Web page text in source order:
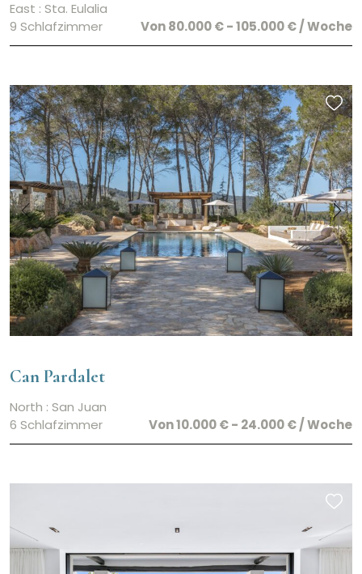
East : Sta. Eulalia
9 Schlafzimmer
Von 80.000 € - 105.000 € / Woche
Can Pardalet
North : San Juan
6 Schlafzimmer
Von 10.000 € - 24.000 € / Woche